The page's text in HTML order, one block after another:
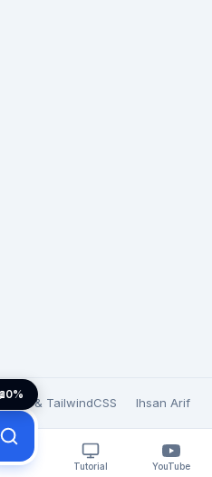
0%
& TailwindCSS Ihsan Arif
Tutorial YouTube